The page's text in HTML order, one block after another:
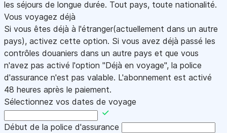
les séjours de longue durée. Tout pays, toute nationalité.
Vous voyagez déjà
Si vous êtes déjà à l'étranger(actuellement dans un autre
pays), activez cette option. Si vous avez déjà passé les
contrôles douaniers dans un autre pays et que vous
n'avez pas activé l'option "Déjà en voyage", la police
d'assurance n'est pas valable. L'abonnement est activé
48 heures après le paiement.
Sélectionnez vos dates de voyage
Début de la police d'assurance